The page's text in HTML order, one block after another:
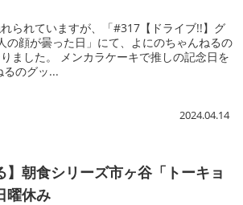
られていますが、「#317【ドライブ!!】グ
の顔が曇った日」にて、よにのちゃんねるの
ました。 メンカラケーキで推しの記念日を
るのグッ...
2024.04.14
】朝食シリーズ市ヶ谷「トーキョ
曜休み